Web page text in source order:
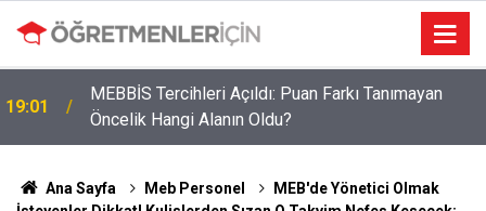
19:01
MEBBİS Tercihleri Açıldı: Puan Farkı Tanımayan
Öncelik Hangi Alanın Oldu?
Ana Sayfa Meb Personel
MEB'de Yönetici Olmak